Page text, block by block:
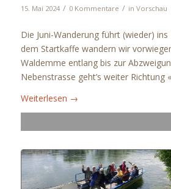
15. Mai 2024 / 0 Kommentare / in Vorschau
Die Juni-Wanderung führt (wieder) ins
dem Startkaffe wandern wir
Waldemme entlang bis zur
Nebenstrasse geht’s weiter Richtung
Weiterlesen →